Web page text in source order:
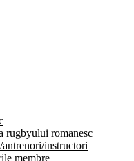
rugbyului romanesc
instructori
membre